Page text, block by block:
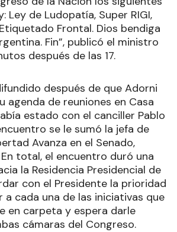
Ley de Ludopatía, Super RIGI,
Frontal. Dios bendiga
Fin”, publicó el ministro
después de las 17.
después de que Adorni
agenda de reuniones en Casa
estado con el canciller Pablo
se le sumó la jefa de
Avanza en el Senado,
total, el encuentro duró una
la Residencia Presidencial de
con el Presidente la prioridad
a cada una de las iniciativas que
en carpeta y espera darle
cámaras del Congreso.